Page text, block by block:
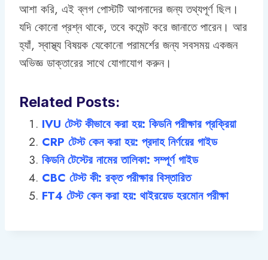
আশা করি, এই ব্লগ পোস্টটি আপনাদের জন্য তথ্যপূর্ণ ছিল।
যদি কোনো প্রশ্ন থাকে, তবে কমেন্ট করে জানাতে পারেন। আর
হ্যাঁ, স্বাস্থ্য বিষয়ক যেকোনো পরামর্শের জন্য সবসময় একজন
অভিজ্ঞ ডাক্তারের সাথে যোগাযোগ করুন।
Related Posts:
IVU টেস্ট কীভাবে করা হয়: কিডনি পরীক্ষার প্রক্রিয়া
CRP টেস্ট কেন করা হয়: প্রদাহ নির্ণয়ের গাইড
কিডনি টেস্টের নামের তালিকা: সম্পূর্ণ গাইড
CBC টেস্ট কী: রক্ত পরীক্ষার বিস্তারিত
FT4 টেস্ট কেন করা হয়: থাইরয়েড হরমোন পরীক্ষা